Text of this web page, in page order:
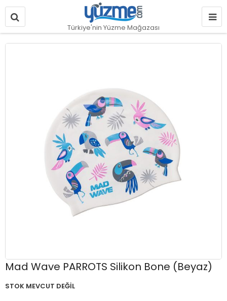
Türkiye'nin Yüzme Mağazası
Mad Wave PARROTS Silikon Bone (Beyaz)
STOK MEVCUT DEĞIL
Resim
Resim
başlangıcına